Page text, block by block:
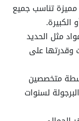
مميزة تناسب جميع
الكبيرة.
مثل الحديد
وقدرتها على
متخصصين
لسنوات